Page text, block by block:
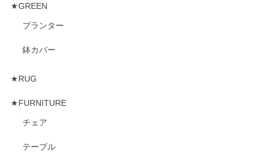
★GREEN
プランター
鉢カバー
★RUG
★FURNITURE
チェア
テーブル